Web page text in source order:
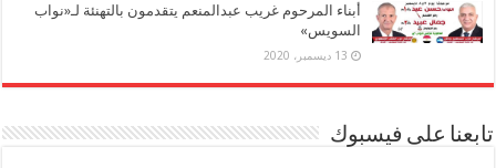
أبناء المرحوم غريب عبدالمنعم يتقدمون بالتهنئة لـ«نواب
السويس»
13 ديسمبر، 2020
تابعنا على فيسبوك